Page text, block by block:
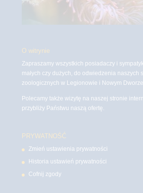
O witrynie
Zapraszamy wszystkich posiadaczy i
małych czy dużych, do odwiedzenia naszych
zoologicznych w Legionowie i Nowym
Polecamy także wizytę na naszej stronie
przybliży Państwu naszą ofertę.
PRYWATNOŚĆ
Zmień ustawienia prywatności
Historia ustawień prywatności
Cofnij zgody